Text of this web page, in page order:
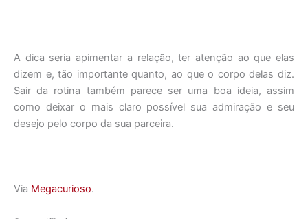
A dica seria apimentar a relação, ter atenção ao que elas
dizem e, tão importante quanto, ao que o corpo delas diz.
Sair da rotina também parece ser uma boa ideia, assim
como deixar o mais claro possível sua admiração e seu
desejo pelo corpo da sua parceira.
Via Megacurioso.